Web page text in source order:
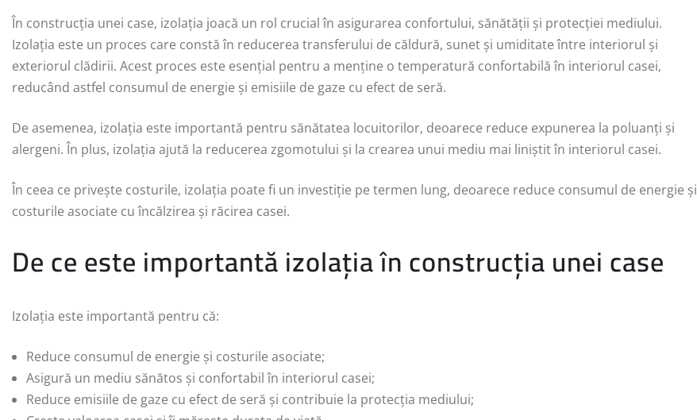
În construcția unei case, izolația joacă un rol crucial în asigurarea confortului, sănătății și protecției mediului.
Izolația este un proces care constă în reducerea transferului de căldură, sunet și umiditate între interiorul și
exteriorul clădirii. Acest proces este esențial pentru a menține o temperatură confortabilă în interiorul casei,
reducând astfel consumul de energie și emisiile de gaze cu efect de seră.
De asemenea, izolația este importantă pentru sănătatea locuitorilor, deoarece reduce expunerea la poluanți și
alergeni. În plus, izolația ajută la reducerea zgomotului și la crearea unui mediu mai liniștit în interiorul casei.
În ceea ce privește costurile, izolația poate fi un investiție pe termen lung, deoarece reduce consumul de energie și
costurile asociate cu încălzirea și răcirea casei.
De ce este importantă izolația în construcția unei case
Izolația este importantă pentru că:
Reduce consumul de energie și costurile asociate;
Asigură un mediu sănătos și confortabil în interiorul casei;
Reduce emisiile de gaze cu efect de seră și contribuie la protecția mediului;